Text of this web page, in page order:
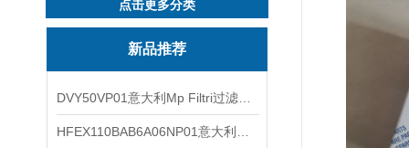
点击更多分类
新品推荐